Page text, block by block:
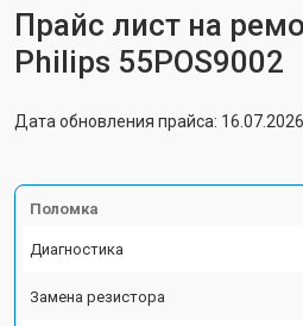
Прайс лист на
Philips 55POS9002
Дата обновления прайса: 16.07.2026
Поломка
Диагностика
Замена резистора